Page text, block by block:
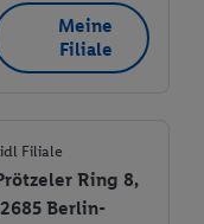
Meine
Filiale
Filiale
Ring 8,
Berlin-